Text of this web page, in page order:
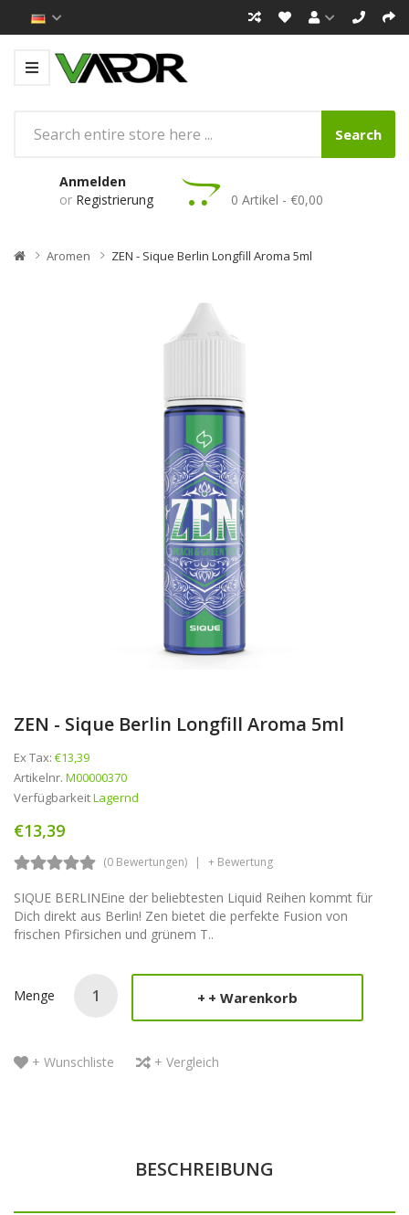
Search
Anmelden
or Registrierung 0 Artikel - €0,00
Aromen ZEN - Sique Berlin Longfill Aroma 5ml
ZEN - Sique Berlin Longfill Aroma 5ml
Ex Tax: €13,39
Artikelnr. M00000370
VerfügbarkeitLagernd
€13,39
(0 Bewertungen) + Bewertung
SIQUE BERLINEine der beliebtesten Liquid Reihen kommt für
Dich direkt aus Berlin! Zen bietet die perfekte Fusion von
frischen Pfirsichen und grünem T..
Menge + Warenkorb
+ Wunschliste + Vergleich
BESCHREIBUNG